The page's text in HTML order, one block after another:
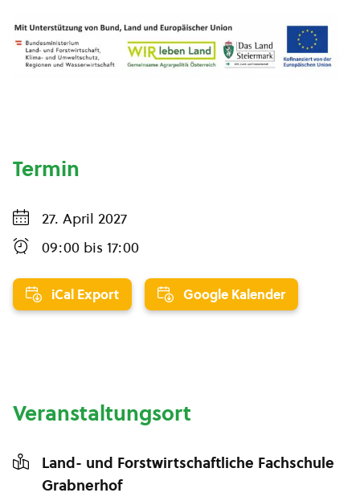
Termin
27. April 2027
09:00 bis 17:00
iCal Export Google Kalender
Veranstaltungsort
Land- und Forstwirtschaftliche Fachschule
Grabnerhof